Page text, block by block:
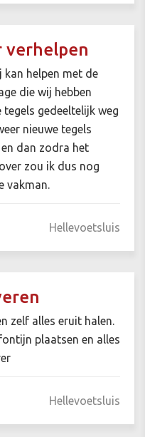
verhelpen
kan helpen met de
die wij hebben
gedeeltelijk weg
nieuwe tegels
dan zodra het
zou ik dus nog
vakman.
Hellevoetsluis
zelf alles eruit halen.
plaatsen en alles
Hellevoetsluis